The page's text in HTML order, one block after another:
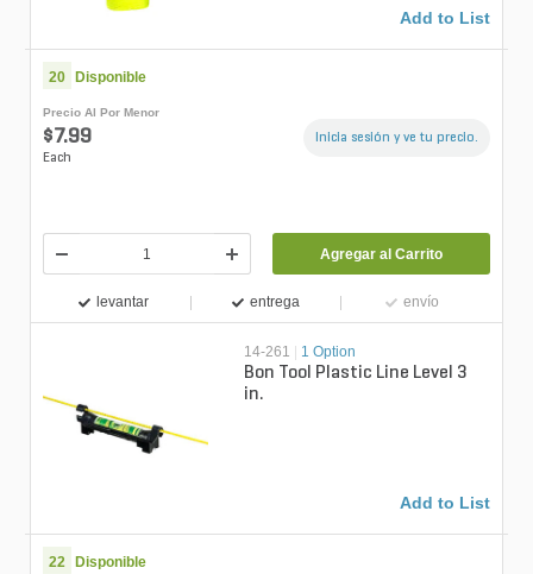
Add to List
20 Disponible
Precio Al Por Menor
$7.99
Each
Inicia sesión y ve tu precio.
Agregar al Carrito
levantar entrega envío
14-261 | 1 Option
Bon Tool Plastic Line Level 3
in.
Add to List
22 Disponible